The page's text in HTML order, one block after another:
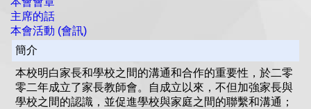
主席的話
本會活動 (會訊)
簡介
本校明白家長和學校之間的溝通和合作的重要性，於二零
零二年成立了家長教師會。自成立以來，不但加強家長與
學校之間的認識，並促進學校與家庭之間的聯繫和溝通；